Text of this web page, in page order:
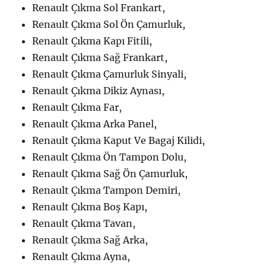
Renault Çıkma Sol Frankart,
Renault Çıkma Sol Ön Çamurluk,
Renault Çıkma Kapı Fitili,
Renault Çıkma Sağ Frankart,
Renault Çıkma Çamurluk Sinyali,
Renault Çıkma Dikiz Aynası,
Renault Çıkma Far,
Renault Çıkma Arka Panel,
Renault Çıkma Kaput Ve Bagaj Kilidi,
Renault Çıkma Ön Tampon Dolu,
Renault Çıkma Sağ Ön Çamurluk,
Renault Çıkma Tampon Demiri,
Renault Çıkma Boş Kapı,
Renault Çıkma Tavan,
Renault Çıkma Sağ Arka,
Renault Çıkma Ayna,